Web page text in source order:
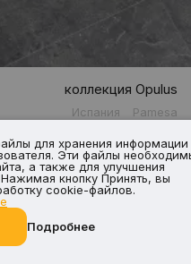
коллекция Opulus
Испания Pamesa
нам
для хранения информации
Эти файлы
а также для улучшения
кнопку Принять, вы
cookie-файлов.
Подробнее